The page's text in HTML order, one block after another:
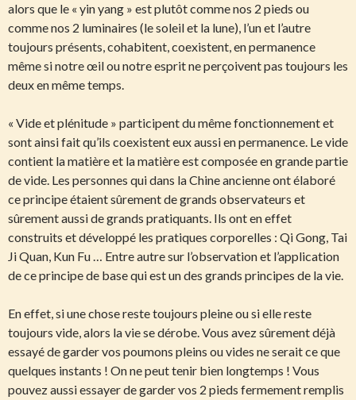
alors que le « yin yang » est plutôt comme nos 2 pieds ou
comme nos 2 luminaires (le soleil et la lune), l’un et l’autre
toujours présents, cohabitent, coexistent, en permanence
même si notre œil ou notre esprit ne perçoivent pas toujours les
deux en même temps.
« Vide et plénitude » participent du même fonctionnement et
sont ainsi fait qu’ils coexistent eux aussi en permanence. Le vide
contient la matière et la matière est composée en grande partie
de vide. Les personnes qui dans la Chine ancienne ont élaboré
ce principe étaient sûrement de grands observateurs et
sûrement aussi de grands pratiquants. Ils ont en effet
construits et développé les pratiques corporelles : Qi Gong, Tai
Ji Quan, Kun Fu … Entre autre sur l’observation et l’application
de ce principe de base qui est un des grands principes de la vie.
En effet, si une chose reste toujours pleine ou si elle reste
toujours vide, alors la vie se dérobe. Vous avez sûrement déjà
essayé de garder vos poumons pleins ou vides ne serait ce que
quelques instants ! On ne peut tenir bien longtemps ! Vous
pouvez aussi essayer de garder vos 2 pieds fermement remplis